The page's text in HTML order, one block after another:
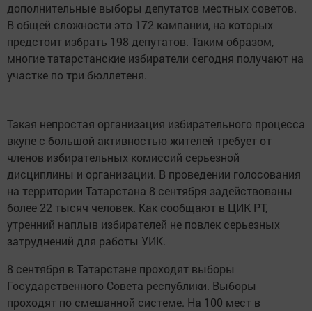
дополнительные выборы депутатов местных советов.
В общей сложности это 172 кампании, на которых
предстоит избрать 198 депутатов. Таким образом,
многие татарстанские избиратели сегодня получают на
участке по три бюллетеня.
Такая непростая организация избирательного процесса
вкупе с большой активностью жителей требует от
членов избирательных комиссий серьезной
дисциплины и организации. В проведении голосования
на территории Татарстана 8 сентября задействованы
более 22 тысяч человек. Как сообщают в ЦИК РТ,
утренний наплыв избирателей не повлек серьезных
затруднений для работы УИК.
8 сентября в Татарстане проходят выборы
Государственного Совета республики. Выборы
проходят по смешанной системе. На 100 мест в